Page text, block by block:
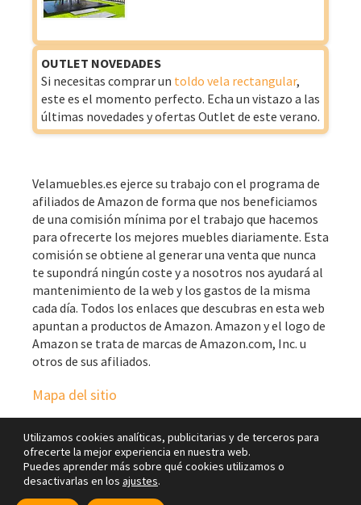
OUTLET NOVEDADES
Si necesitas comprar un toldo vela rectangular,
este es el momento perfecto. Echa un vistazo a las
últimas novedades y ofertas Outlet de este verano.
Velamuebles.es ejerce su trabajo con el programa de
afiliados de Amazon de forma que nos beneficiamos
de una comisión mínima por el trabajo que hacemos
para ofrecerte los mejores muebles diariamente. Esta
comisión se obtiene al generar una venta que nunca
te supondrá ningún coste y a nosotros nos ayudará al
mantenimiento de la web y los gastos de la misma
cada día. Todos los enlaces que descubras en esta web
apuntan a productos de Amazon. Amazon y el logo de
Amazon se trata de marcas de Amazon.com, Inc. u
otros de sus afiliados.
Mapa del sitio
Copyright © 2026 · Vela Muebles Blog ·
Utilizamos cookies analíticas, publicitarias y de terceros para
ofrecerte la mejor experiencia en nuestra web.
Puedes aprender más sobre qué cookies utilizamos o
desactivarlas en los ajustes.